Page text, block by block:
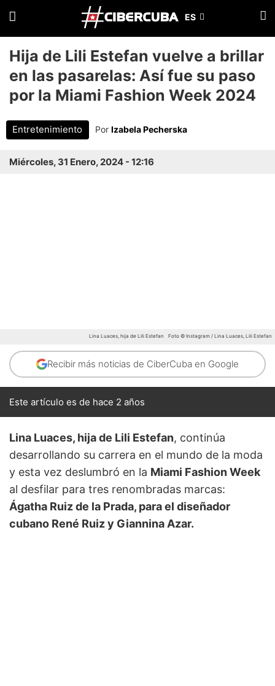
Hija de Lili Estefan vuelve a brillar
en las pasarelas: Así fue su paso
por la Miami Fashion Week 2024
Entretenimiento Por Izabela Pecherska
Miércoles, 31 Enero, 2024 - 12:16
Lina Luaces, hija de Lili Estefan Foto © Instagram / Lina Luaces, Lili Estefan
Recibir más noticias de CiberCuba en Google
Este artículo es de hace 2 años
Lina Luaces, hija de Lili Estefan, continúa
desarrollando su carrera en el mundo de la moda
y esta vez deslumbró en la Miami Fashion Week
al desfilar para tres renombradas marcas:
Ágatha Ruiz de la Prada, para el diseñador
cubano René Ruiz y Giannina Azar.